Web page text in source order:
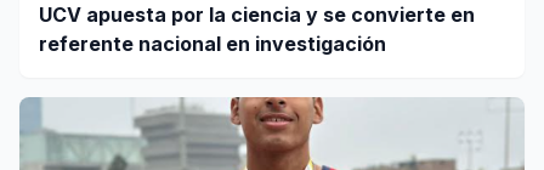
UCV apuesta por la ciencia y se convierte en
referente nacional en investigación